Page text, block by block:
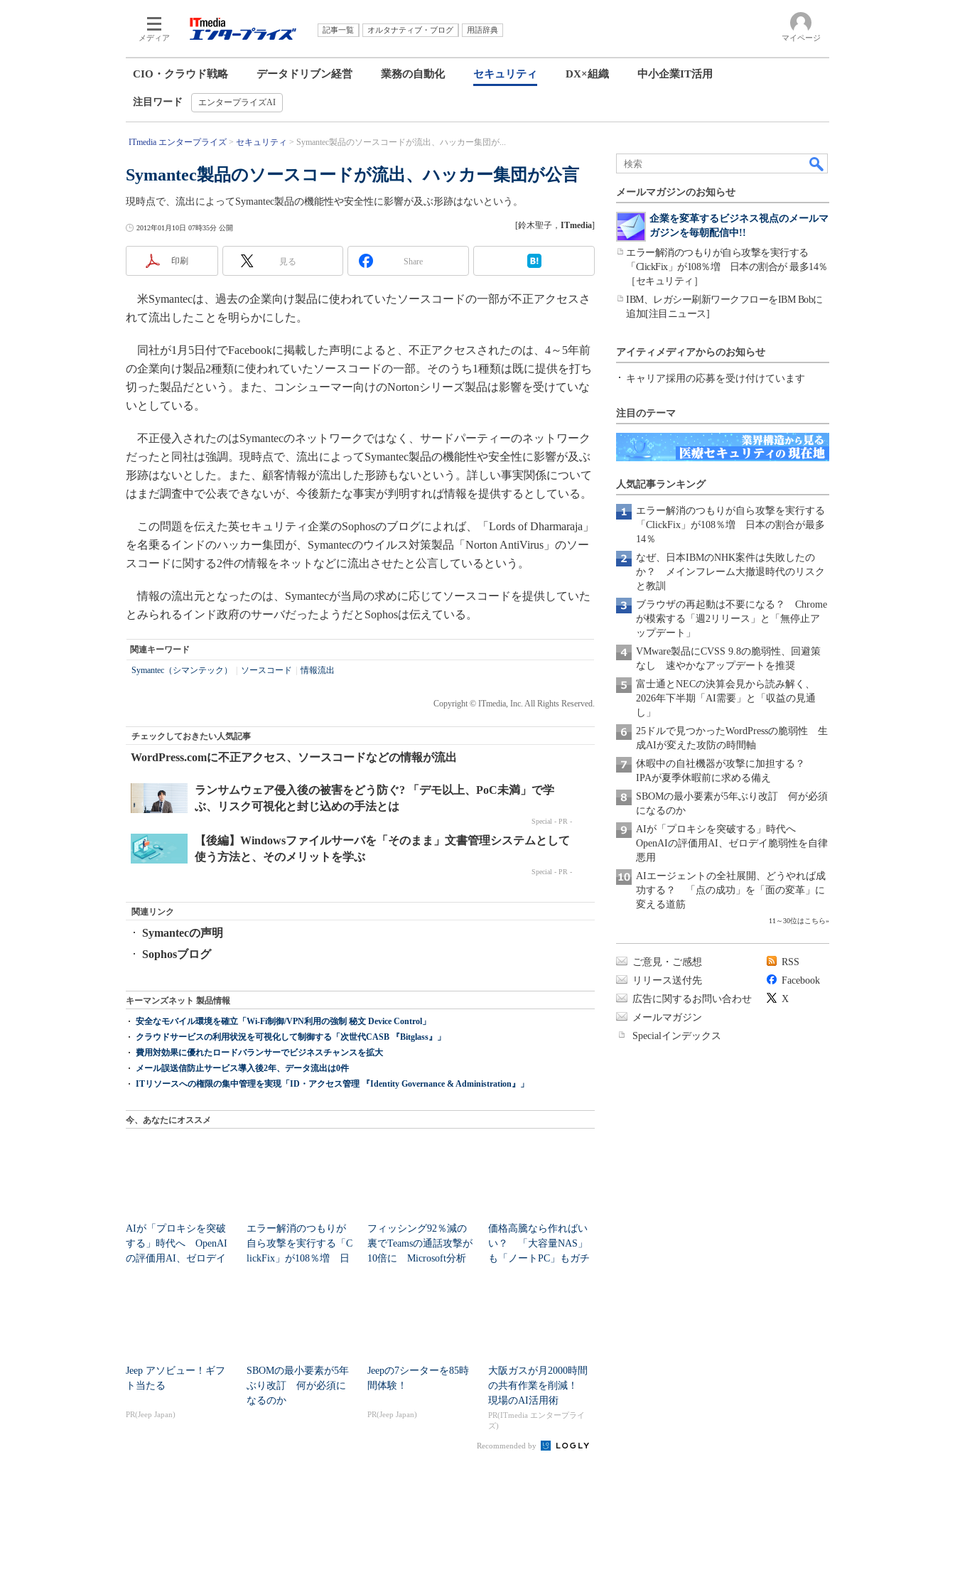
メディア
記事一覧 オルタナティブ・ブログ
用語辞典
マイページ
CIO・クラウド戦略 データドリブン経営 業務の自動化 セキュリティ DX×組織 中小企業IT活用
注目ワード エンタープライズAI
ITmedia エンタープライズ セキュリティ Symantec製品のソースコードが流出、ハッカー集団が...
Symantec製品のソースコードが流出、ハッカー集団が公言
現時点で、流出によってSymantec製品の機能性や安全性に影響が及ぶ形跡はないという。
2012年01月10日 07時35分 公開 [鈴木聖子， ITmedia]
印刷 見る Share
米Symantecは、過去の企業向け製品に使われていたソースコードの一部が不正アクセスさ
れて流出したことを明らかにした。
同社が1月5日付でFacebookに掲載した声明によると、不正アクセスされたのは、4～5年前
の企業向け製品2種類に使われていたソースコードの一部。そのうち1種類は既に提供を打ち
切った製品だという。また、コンシューマー向けのNortonシリーズ製品は影響を受けていな
いとしている。
不正侵入されたのはSymantecのネットワークではなく、サードパーティーのネットワーク
だったと同社は強調。現時点で、流出によってSymantec製品の機能性や安全性に影響が及ぶ
形跡はないとした。また、顧客情報が流出した形跡もないという。詳しい事実関係について
はまだ調査中で公表できないが、今後新たな事実が判明すれば情報を提供するとしている。
この問題を伝えた英セキュリティ企業のSophosのブログによれば、「Lords of Dharmaraja」
を名乗るインドのハッカー集団が、Symantecのウイルス対策製品「Norton AntiVirus」のソー
スコードに関する2件の情報をネットなどに流出させたと公言しているという。
情報の流出元となったのは、Symantecが当局の求めに応じてソースコードを提供していた
とみられるインド政府のサーバだったようだとSophosは伝えている。
関連キーワード
Symantec（シマンテック） ソースコード 情報流出
Copyright © ITmedia, Inc. All Rights Reserved.
チェックしておきたい人気記事
WordPress.comに不正アクセス、ソースコードなどの情報が流出
関連リンク
Symantecの声明
Sophosブログ
キーマンズネット 製品情報
安全なモバイル環境を確立「Wi-Fi制御/VPN利用の強制 秘文 Device Control」
クラウドサービスの利用状況を可視化して制御する「次世代CASB 『Bitglass』」
費用対効果に優れたロードバランサーでビジネスチャンスを拡大
メール誤送信防止サービス導入後2年、データ流出は0件
ITリソースへの権限の集中管理を実現「ID・アクセス管理 『Identity Governance & Administration』」
今、あなたにオススメ
AIが「プロキシを突破
する」時代へ OpenAI
の評価用AI、ゼロデイ
エラー解消のつもりが
自ら攻撃を実行する「C
lickFix」が108％増 日
フィッシング92％減の
裏でTeamsの通話攻撃が
10倍に Microsoft分析
価格高騰なら作ればい
い？ 「大容量NAS」
も「ノートPC」もガチ
Jeep アソビュー！ギフ
ト当たる
PR(Jeep Japan)
SBOMの最小要素が5年
ぶり改訂 何が必須に
なるのか
Jeepの7シーターを85時
間体験！
PR(Jeep Japan)
大阪ガスが月2000時間
の共有作業を削減！
現場のAI活用術
PR(ITmedia エンタープライ
ズ)
Recommended by
メールマガジンのお知らせ
企業を変革するビジネス視点のメールマ
ガジンを毎朝配信中!!
エラー解消のつもりが自ら攻撃を実行する
「ClickFix」が108％増 日本の割合が 最多14％
［セキュリティ］
IBM、レガシー刷新ワークフローをIBM Bobに
追加[注目ニュース]
アイティメディアからのお知らせ
キャリア採用の応募を受け付けています
注目のテーマ
人気記事ランキング
エラー解消のつもりが自ら攻撃を実行する
「ClickFix」が108％増 日本の割合が最多
14％
なぜ、日本IBMのNHK案件は失敗したの
か？ メインフレーム大撤退時代のリスク
と教訓
ブラウザの再起動は不要になる？ Chrome
が模索する「週2リリース」と「無停止ア
ップデート」
VMware製品にCVSS 9.8の脆弱性、回避策
なし 速やかなアップデートを推奨
富士通とNECの決算会見から読み解く、
2026年下半期「AI需要」と「収益の見通
し」
25ドルで見つかったWordPressの脆弱性 生
成AIが変えた攻防の時間軸
休暇中の自社機器が攻撃に加担する？
IPAが夏季休暇前に求める備え
SBOMの最小要素が5年ぶり改訂 何が必須
になるのか
AIが「プロキシを突破する」時代へ
OpenAIの評価用AI、ゼロデイ脆弱性を自律
悪用
AIエージェントの全社展開、どうやれば成
功する？ 「点の成功」を「面の変革」に
変える道筋
11～30位はこちら»
ご意見・ご感想
リリース送付先
広告に関するお問い合わせ
メールマガジン
Specialインデックス
RSS
Facebook
X